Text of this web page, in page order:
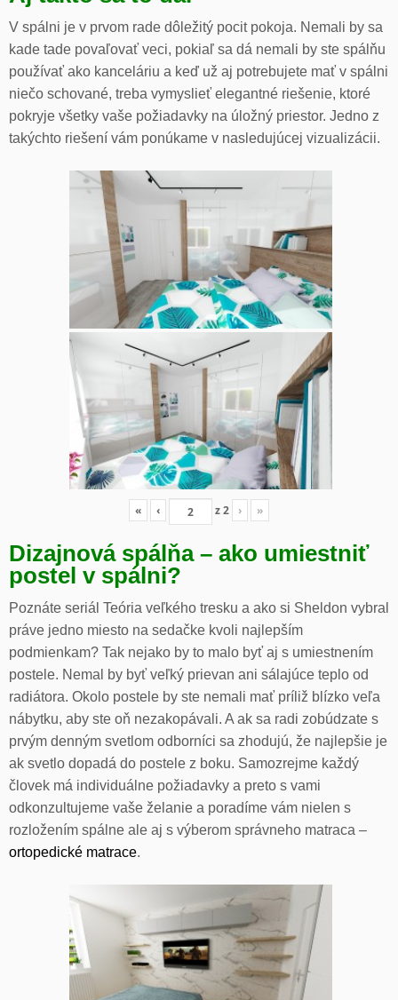
V spálni je v prvom rade dôležitý pocit pokoja. Nemali by sa
kade tade povaľovať veci, pokiaľ sa dá nemali by ste spálňu
používať ako kanceláriu a keď už aj potrebujete mať v spálni
niečo schované, treba vymyslieť elegantné riešenie, ktoré
pokryje všetky vaše požiadavky na úložný priestor. Jedno z
takýchto riešení vám ponúkame v nasledujúcej vizualizácii.
« ‹ z2 › »
Dizajnová spálňa – ako umiestniť
postel v spálni?
Poznáte seriál Teória veľkého tresku a ako si Sheldon vybral
práve jedno miesto na sedačke kvoli najlepším
podmienkam? Tak nejako by to malo byť aj s umiestnením
postele. Nemal by byť veľký prievan ani sálajúce teplo od
radiátora. Okolo postele by ste nemali mať príliž blízko veľa
nábytku, aby ste oň nezakopávali. A ak sa radi zobúdzate s
prvým denným svetlom odborníci sa zhodujú, že najlepšie je
ak svetlo dopadá do postele z boku. Samozrejme každý
človek má individuálne požiadavky a preto s vami
odkonzultujeme vaše želanie a poradíme vám nielen s
rozložením spálne ale aj s výberom správneho matraca –
ortopedické matrace.